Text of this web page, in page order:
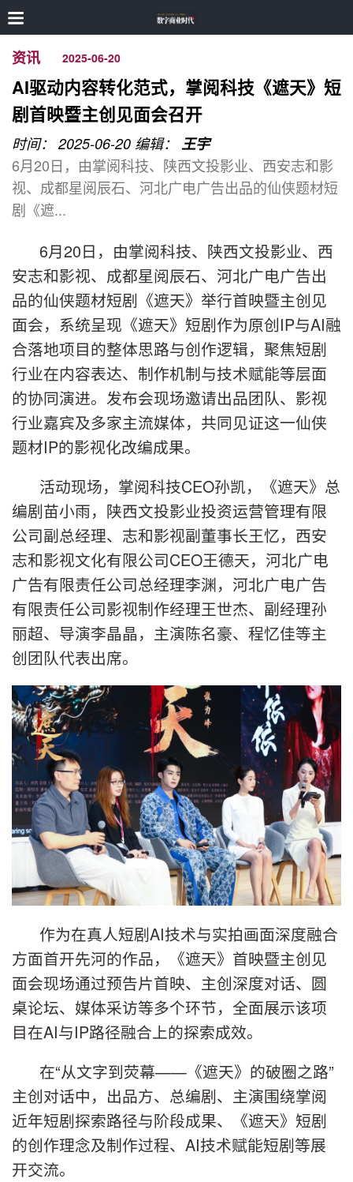
资讯 2025-06-20
AI驱动内容转化范式，掌阅科技《遮天》短
剧首映暨主创见面会召开
时间： 2025-06-20 编辑： 王宇
6月20日，由掌阅科技、陕西文投影业、西安志和影
视、成都星阅辰石、河北广电广告出品的仙侠题材短
剧《遮...
6月20日，由掌阅科技、陕西文投影业、西
安志和影视、成都星阅辰石、河北广电广告出
品的仙侠题材短剧《遮天》举行首映暨主创见
面会，系统呈现《遮天》短剧作为原创IP与AI融
合落地项目的整体思路与创作逻辑，聚焦短剧
行业在内容表达、制作机制与技术赋能等层面
的协同演进。发布会现场邀请出品团队、影视
行业嘉宾及多家主流媒体，共同见证这一仙侠
题材IP的影视化改编成果。
活动现场，掌阅科技CEO孙凯，《遮天》总
编剧苗小雨，陕西文投影业投资运营管理有限
公司副总经理、志和影视副董事长王忆，西安
志和影视文化有限公司CEO王德天，河北广电
广告有限责任公司总经理李渊，河北广电广告
有限责任公司影视制作经理王世杰、副经理孙
丽超、导演李晶晶，主演陈名豪、程忆佳等主
创团队代表出席。
作为在真人短剧AI技术与实拍画面深度融合
方面首开先河的作品，《遮天》首映暨主创见
面会现场通过预告片首映、主创深度对话、圆
桌论坛、媒体采访等多个环节，全面展示该项
目在AI与IP路径融合上的探索成效。
在“从文字到荧幕——《遮天》的破圈之路”
主创对话中，出品方、总编剧、主演围绕掌阅
近年短剧探索路径与阶段成果、《遮天》短剧
的创作理念及制作过程、AI技术赋能短剧等展
开交流。